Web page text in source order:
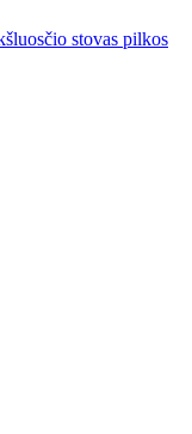
stovas pilkos